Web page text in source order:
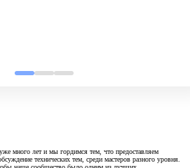
много лет и мы гордимся тем, что предоставляем
технических тем, среди мастеров разного уровня.